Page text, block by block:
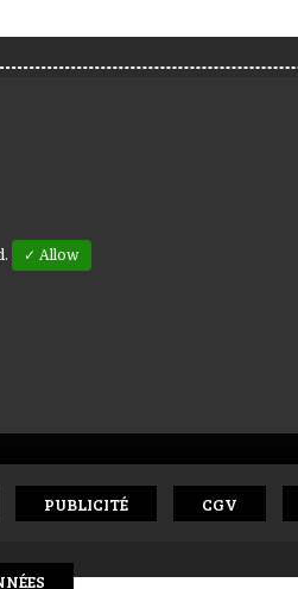
✓ Allow
PUBLICITÉ CGV